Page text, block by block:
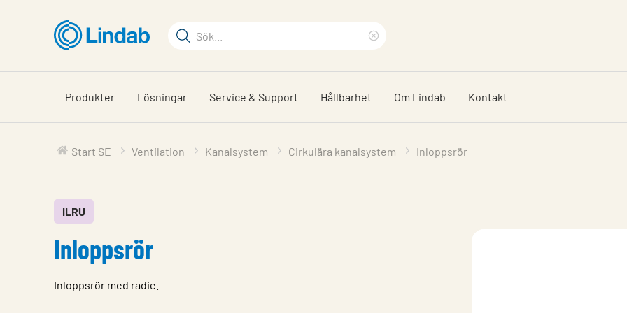
huvudinnehållet
Sökord
på
sajten
sökfras
Produkter Lösningar Service & Support Hållbarhet Om Lindab Kontakt
Start SE Ventilation Kanalsystem Cirkulära kanalsystem Inloppsrör
ILRU
Inloppsrör
Inloppsrör med radie.